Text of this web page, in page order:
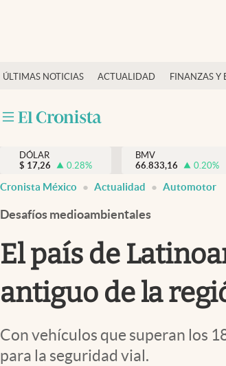
ÚLTIMAS NOTICIAS ACTUALIDAD FINANZAS Y
Actualidad
Internacionales
Opinión
Brand Strategy
Vida y estilo
Tv
Espiritualidad
DÓLAR
$ 17,26 0.28%
BMV
66.833,16
0.20%
Cronista México Actualidad Automotor
Desafíos medioambientales
El país de
antiguo de la
Con vehículos que superan los
para la seguridad vial.